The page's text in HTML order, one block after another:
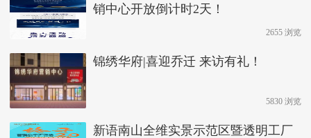
销中心开放倒计时2天！
2655 浏览
锦绣华府|喜迎乔迁 来访有礼！
5830 浏览
新语南山全维实景示范区暨透明工厂